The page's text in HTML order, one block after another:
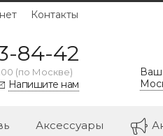
Контакты
84-42
(по Москве)
Напишите нам
Ваш
Аксессуары